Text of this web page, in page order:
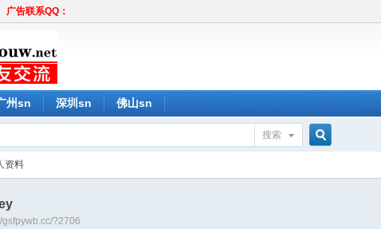
广告联系QQ：
州sn 深圳sn 佛山sn
搜索
资料
gsfpywb.cc/?2706